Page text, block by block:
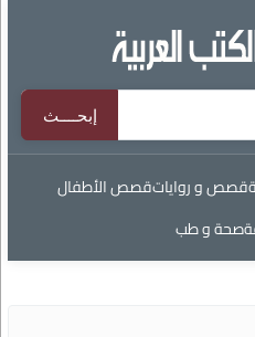
قصص و رواياتقصص الأطفال
صحة و طب